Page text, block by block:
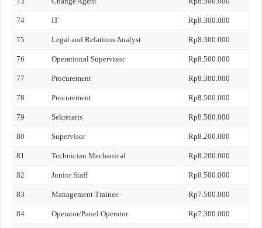
74 IT Rp8.300.000
75 Legal and Relations Analyst Rp8.300.000
76 Operational Supervisor Rp8.500.000
77 Procurement Rp8.300.000
78 Procurement Rp8.500.000
79 Sekretaris Rp8.500.000
80 Supervisor Rp8.200.000
81 Technician Mechanical Rp8.200.000
82 Junior Staff Rp8.500.000
83 Management Trainee Rp7.500.000
84 Operator/Panel Operator Rp7.300.000